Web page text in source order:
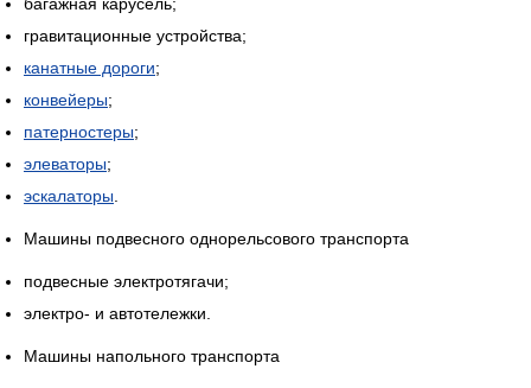
багажная карусель;
гравитационные устройства;
канатные дороги;
конвейеры;
патерностеры;
элеваторы;
эскалаторы.
Машины подвесного однорельсового транспорта
подвесные электротягачи;
электро- и автотележки.
Машины напольного транспорта